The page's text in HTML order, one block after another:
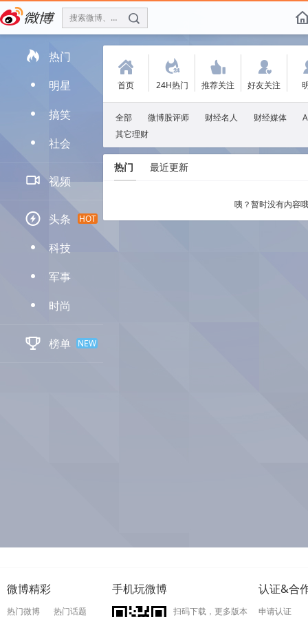
搜索微博、找人 f
 热门
D 明星
D 搞笑
D 社会
 视频
 头条 HOT
D 科技
D 军事
D 时尚
 榜单 NEW
(
首页
.
24H热门
'
推荐关注
:
好友关注
全部 微博股评师 财经名人 财经媒体
其它理财
热门 最近更新
咦？暂时没有内容
微博精彩
热门微博 热门话题
手机玩微博
扫码下载，更多版本
认证&合
申请认证